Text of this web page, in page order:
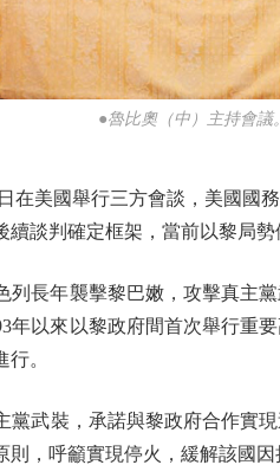
●魯比奧（中）主持會議
美國舉行三方會談，美國國
談判確定框架，當前以黎局勢
年襲擊黎巴嫩，攻擊真主黨
年以來以黎政府間首次舉行重
。
裝，承諾與黎政府合作實現
，呼籲實現停火，緩解該國因